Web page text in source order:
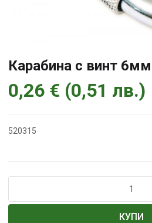
Карабина с винт 6мм
0,26 € (0,51 лв.)
520315
Карабина
КУПИ